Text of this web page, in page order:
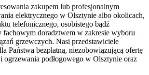
zakupem lub profesjonalnym
elektrycznego w Olsztynie albo okolicach,
telefonicznego, osobistego bądź
fachowym doradztwem w zakresie wyboru
grzewczych. Nasi przedstawiciele
Państwa bezpłatną, niezobowiązującą ofertę
ogrzewania podłogowego w Olsztynie oraz